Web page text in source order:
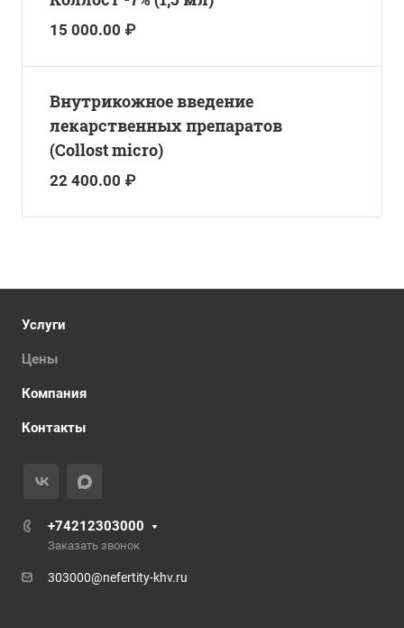
15 000.00 ₽
Внутрикожное введение
лекарственных препаратов
(Collost micro)
22 400.00 ₽
Услуги
Цены
Компания
Контакты
+74212303000
Заказать звонок
303000@nefertity-khv.ru